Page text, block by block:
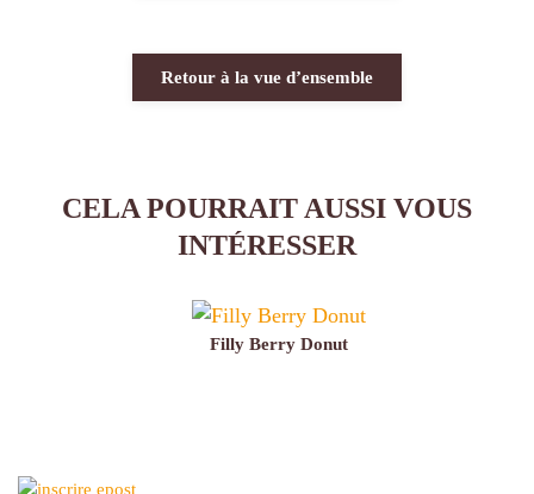
Retour à la vue d’ensemble
CELA POURRAIT AUSSI VOUS
INTÉRESSER
Filly Berry Donut